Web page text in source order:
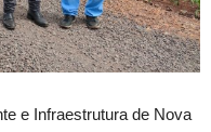
e Infraestrutura de Nova